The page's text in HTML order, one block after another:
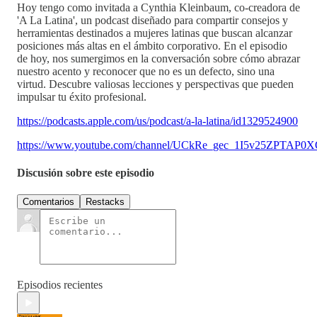
Hoy tengo como invitada a Cynthia Kleinbaum, co-creadora de
'A La Latina', un podcast diseñado para compartir consejos y
herramientas destinados a mujeres latinas que buscan alcanzar
posiciones más altas en el ámbito corporativo. En el episodio
de hoy, nos sumergimos en la conversación sobre cómo abrazar
nuestro acento y reconocer que no es un defecto, sino una
virtud. Descubre valiosas lecciones y perspectivas que pueden
impulsar tu éxito profesional.
https://podcasts.apple.com/us/podcast/a-la-latina/id1329524900
https://www.youtube.com/channel/
Discusión sobre este episodio
Comentarios Restacks
Episodios recientes